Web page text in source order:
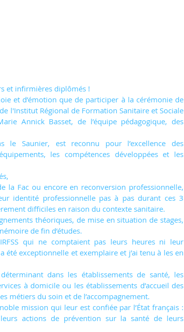
et infirmières diplômés !
et d’émotion que de participer à la cérémonie de
l'Institut Régional de Formation Sanitaire et Sociale
Annick Basset, de l’équipe pédagogique, des
le Saunier, est reconnu pour l’excellence des
les compétences développées et les
la Fac ou encore en reconversion professionnelle,
identité professionnelle pas à pas durant ces 3
difficiles en raison du contexte sanitaire.
théoriques, de mise en situation de stages,
de fin d’études.
qui ne comptaient pas leurs heures ni leur
exceptionnelle et exemplaire et j’ai tenu à les en
dans les établissements de santé, les
à domicile ou les établissements d’accueil des
métiers du soin et de l’accompagnement.
mission qui leur est confiée par l’État français :
actions de prévention sur la santé de leurs